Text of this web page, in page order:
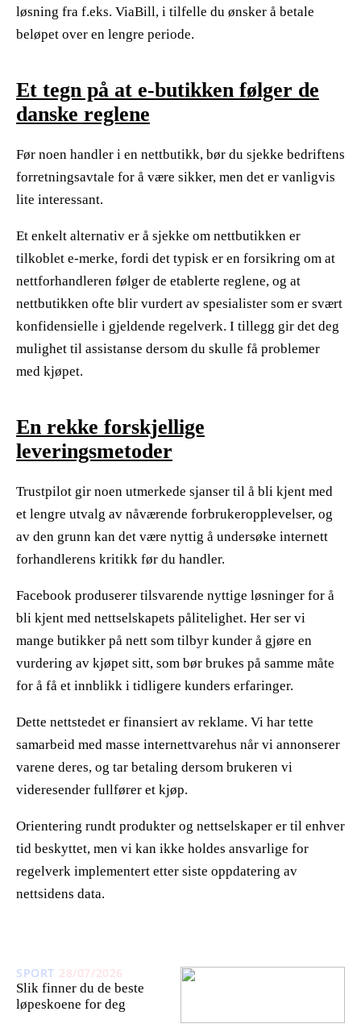
løsning fra f.eks. ViaBill, i tilfelle du ønsker å betale
beløpet over en lengre periode.
Et tegn på at e-butikken følger de
danske reglene
Før noen handler i en nettbutikk, bør du sjekke bedriftens
forretningsavtale for å være sikker, men det er vanligvis
lite interessant.
Et enkelt alternativ er å sjekke om nettbutikken er
tilkoblet e-merke, fordi det typisk er en forsikring om at
nettforhandleren følger de etablerte reglene, og at
nettbutikken ofte blir vurdert av spesialister som er svært
konfidensielle i gjeldende regelverk. I tillegg gir det deg
mulighet til assistanse dersom du skulle få problemer
med kjøpet.
En rekke forskjellige
leveringsmetoder
Trustpilot gir noen utmerkede sjanser til å bli kjent med
et lengre utvalg av nåværende forbrukeropplevelser, og
av den grunn kan det være nyttig å undersøke internett
forhandlerens kritikk før du handler.
Facebook produserer tilsvarende nyttige løsninger for å
bli kjent med nettselskapets pålitelighet. Her ser vi
mange butikker på nett som tilbyr kunder å gjøre en
vurdering av kjøpet sitt, som bør brukes på samme måte
for å få et innblikk i tidligere kunders erfaringer.
Dette nettstedet er finansiert av reklame. Vi har tette
samarbeid med masse internettvarehus når vi annonserer
varene deres, og tar betaling dersom brukeren vi
videresender fullfører et kjøp.
Orientering rundt produkter og nettselskaper er til enhver
tid beskyttet, men vi kan ikke holdes ansvarlige for
regelverk implementert etter siste oppdatering av
nettsidens data.
SPORT 28/07/2026
Slik finner du de beste
løpeskoene for deg